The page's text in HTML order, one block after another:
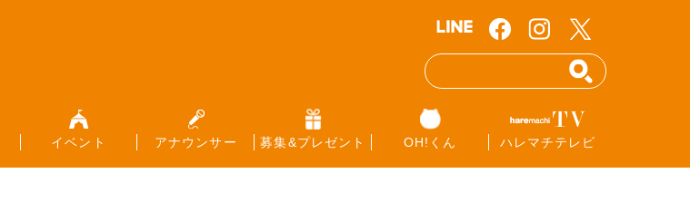
イベント アナウンサー 募集&プレゼント OH!くん ハレマチテレビ